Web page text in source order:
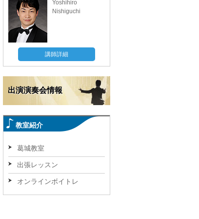
Yoshihiro
Nishiguchi
講師詳細
出演演奏会情報
教室紹介
葛城教室
出張レッスン
オンラインボイトレ